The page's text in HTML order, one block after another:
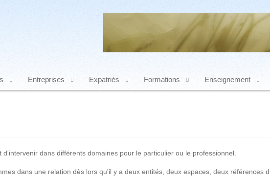
Entreprises Expatriés Formations Enseignement
dans différents domaines pour le particulier ou le professionnel.
dans une relation dès lors qu'il y a deux entités, deux espaces, deux références